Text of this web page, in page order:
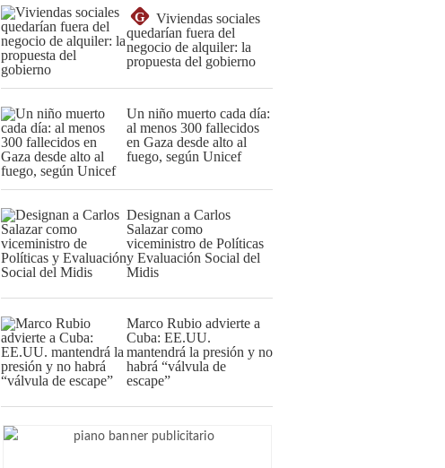
G
Viviendas sociales
quedarían fuera del
negocio de alquiler: la
propuesta del gobierno
Un niño muerto cada día:
al menos 300 fallecidos
en Gaza desde alto al
fuego, según Unicef
Designan a Carlos
Salazar como
viceministro de Políticas
y Evaluación Social del
Midis
Marco Rubio advierte a
Cuba: EE.UU.
mantendrá la presión y no
habrá “válvula de
escape”